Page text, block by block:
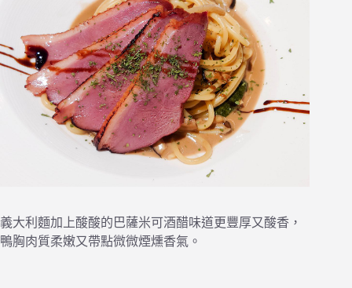
義大利麵加上酸酸的巴薩米可酒醋味道更豐厚又酸香，
鴨胸肉質柔嫩又帶點微微煙燻香氣。